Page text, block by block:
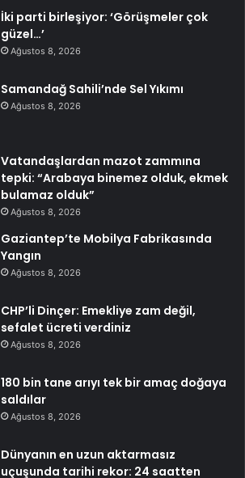
İki parti birleşiyor: ‘Görüşmeler çok
güzel…’
Ağustos 8, 2026
Samandağ Sahili’nde Sel Yıkımı
Ağustos 8, 2026
Vatandaşlardan mazot zammına
tepki: “Arabaya binemez olduk, ekmek
bulamaz olduk”
Ağustos 8, 2026
Gaziantep’te Mobilya Fabrikasında
Yangın
Ağustos 8, 2026
CHP’li Dinçer: Emekliye zam değil,
sefalet ücreti verdiniz
Ağustos 8, 2026
180 bin tane arıyı tek bir amaç doğaya
saldılar
Ağustos 8, 2026
Dünyanın en uzun aktarmasız
uçuşunda tarihi rekor: 24 saatten